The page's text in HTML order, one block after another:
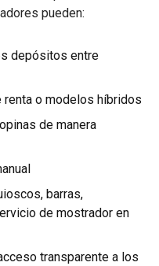
pueden:
depósitos entre
renta o modelos híbridos
de manera
barras,
de mostrador en
transparente a los